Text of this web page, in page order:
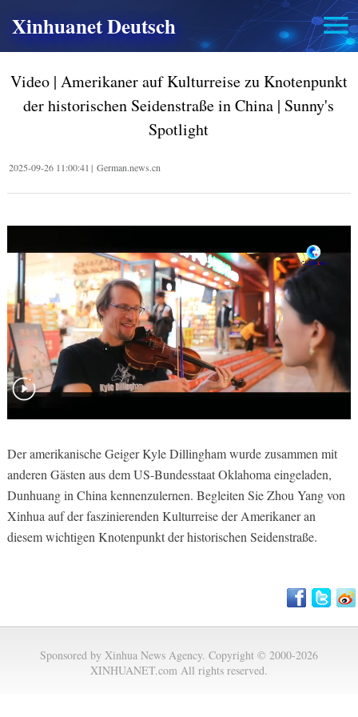
Xinhuanet Deutsch
Video | Amerikaner auf Kulturreise zu Knotenpunkt
der historischen Seidenstraße in China | Sunny's
Spotlight
2025-09-26 11:00:41 | German.news.cn
Der amerikanische Geiger Kyle Dillingham wurde zusammen mit
anderen Gästen aus dem US-Bundesstaat Oklahoma eingeladen,
Dunhuang in China kennenzulernen. Begleiten Sie Zhou Yang von
Xinhua auf der faszinierenden Kulturreise der Amerikaner an
diesem wichtigen Knotenpunkt der historischen Seidenstraße.
Sponsored by Xinhua News Agency. Copyright © 2000-2026
XINHUANET.com All rights reserved.